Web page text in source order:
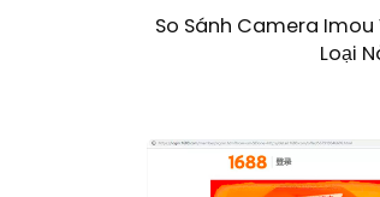
So Sánh Camera Imou
Loại